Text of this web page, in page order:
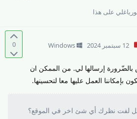
على هذا
0 12 سبتمبر 2024 Windows
بالضّرورة إرسالها لي. من الممكن ان
العمل عليها معا لتحسينها.
لفت نظرك أي شئ اخر في الموقع؟